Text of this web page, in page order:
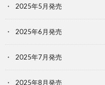
2025年5月発売
2025年6月発売
2025年7月発売
2025年8月発売